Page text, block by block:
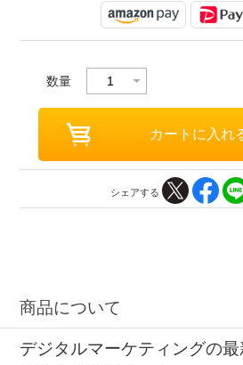
数量
シェアする
商品について
デジタルマーケティングの